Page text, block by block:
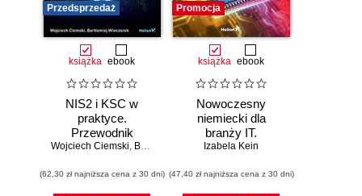
Przedsprzedaż
książka ebook
NIS2 i KSC w
praktyce.
Przewodnik
wdrożeniowy dla
Wojciech Ciemski, Bartłomiej Wieczorek
(62,30 zł najniższa cena z 30 dni)
Promocja
książka ebook
Nowoczesny
niemiecki dla
branży IT.
Praktyczne
ćwiczenia
Izabela Kein
(47,40 zł najniższa cena z 30 dni)